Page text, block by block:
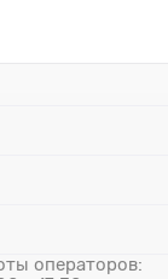
операторов: